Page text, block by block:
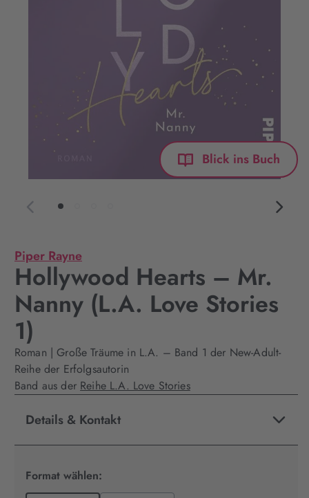
Blick ins Buch
Piper Rayne
Hollywood Hearts – Mr.
Nanny (L.A. Love Stories
1)
Roman | Große Träume in L.A. – Band 1 der New-Adult-
Reihe der Erfolgsautorin
Band aus der Reihe L.A. Love Stories
Details & Kontakt
Format wählen: